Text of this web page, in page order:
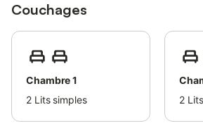
Couchages
Chambre 1
2 Lits simples
2